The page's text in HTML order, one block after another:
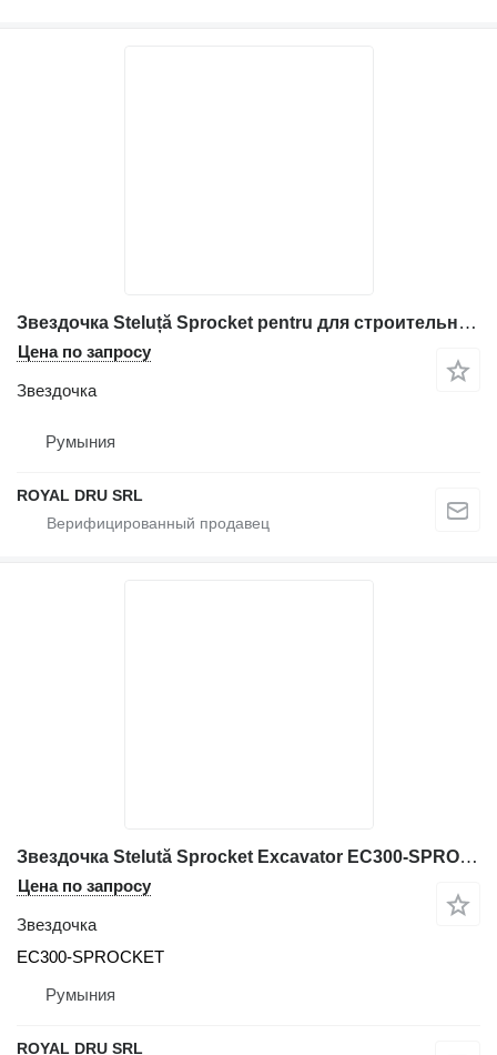
Звездочка Steluță Sprocket pentru для строительной техники Volvo
Цена по запросу
Звездочка
Румыния
ROYAL DRU SRL
Звездочка Stelută Sprocket Excavator EC300-SPROCKET для строительной техники Volvo
Цена по запросу
Звездочка
EC300-SPROCKET
Румыния
ROYAL DRU SRL